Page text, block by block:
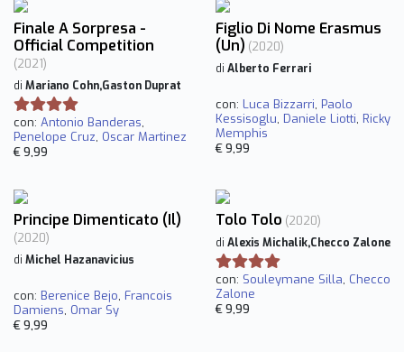
Finale A Sorpresa -
Official Competition
(2021)
di Mariano Cohn,Gaston Duprat
con: Antonio Banderas,
Penelope Cruz, Oscar Martinez
€ 9,99
Figlio Di Nome Erasmus
(Un) (2020)
di Alberto Ferrari
con: Luca Bizzarri, Paolo
Kessisoglu, Daniele Liotti, Ricky
Memphis
€ 9,99
Principe Dimenticato (Il)
(2020)
di Michel Hazanavicius
con: Berenice Bejo, Francois
Damiens, Omar Sy
€ 9,99
Tolo Tolo (2020)
di Alexis Michalik,Checco Zalone
con: Souleymane Silla, Checco
Zalone
€ 9,99